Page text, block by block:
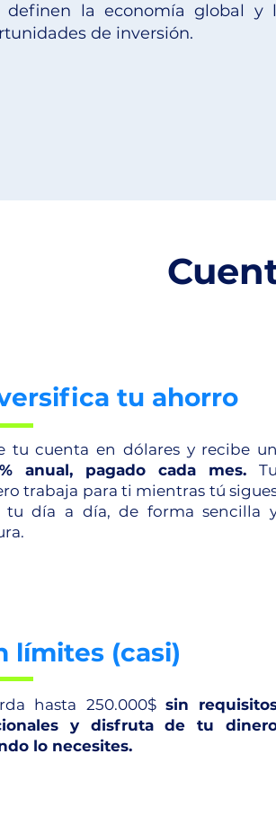
definen la economía global y
de inversión.
tu ahorro
tu cuenta en dólares y recibe un
anual, pagado cada mes. Tu
trabaja para ti mientras tú
tu día a día, de forma sencilla
límites (casi)
hasta 250.000$ sin
y disfruta de tu
lo necesites.